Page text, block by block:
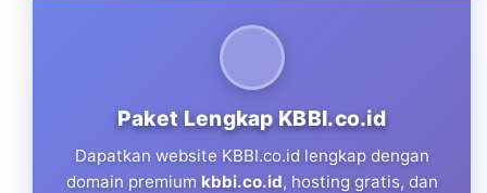
Paket Lengkap KBBI.co.id
Dapatkan website KBBI.co.id lengkap dengan
domain premium kbbi.co.id, hosting gratis, dan